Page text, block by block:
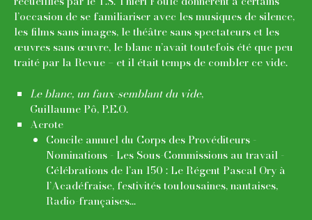
l’occasion de se familiariser avec les musiques de silence,
les films sans images, le théâtre sans spectateurs et les
œuvres sans œuvre, le blanc n’avait toutefois été que peu
traité par la Revue – et il était temps de combler ce vide.
Le blanc, un faux-semblant du vide,
Guillaume Pô, P.E.O.
Acrote
Concile annuel du Corps des Provéditeurs -
Nominations - Les Sous-Commissions au travail -
Célébrations de l’an 150 : Le Régent Pascal Ory à
l’Acadéfraise, festivités toulousaines, nantaises,
Radio-françaises...